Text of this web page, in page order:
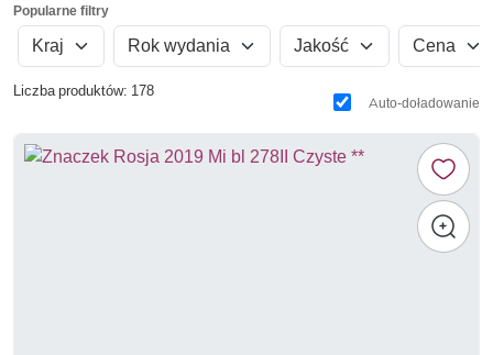
Popularne filtry
Kraj Rok wydania Jakość Cena
Liczba produktów: 178
Auto-doładowanie